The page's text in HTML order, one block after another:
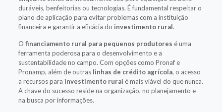
duráveis, benfeitorias ou tecnologias. É fundamental respeitar o
plano de aplicação para evitar problemas com a instituição
financeira e garantir a eficácia do investimento rural.
O financiamento rural para pequenos produtores é uma
ferramenta poderosa para o desenvolvimento e a
sustentabilidade no campo. Com opções como Pronaf e
Pronamp, além de outras linhas de crédito agrícola, o acesso
a recursos para investimento rural é mais viável do que nunca.
A chave do sucesso reside na organização, no planejamento e
na busca por informações.